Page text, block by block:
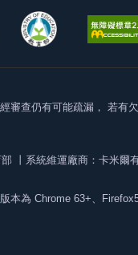
審查仍有可能疏漏， 若有
丨系統維運廠商：卡米爾
本為 Chrome 63+、